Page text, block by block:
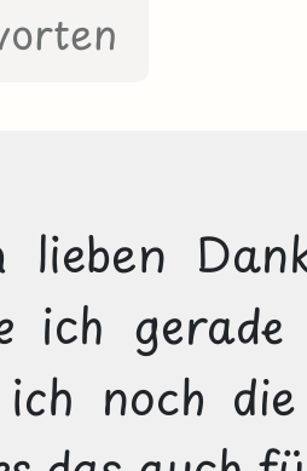
lieben
ich
ich noch